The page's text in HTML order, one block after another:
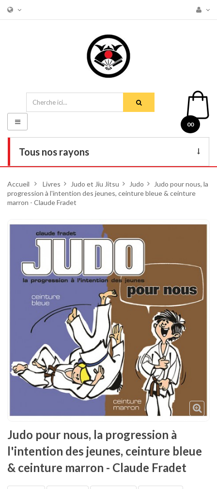
00
Tous nos rayons
DVD
Tenues
Chaussures
Protections
Cible de frappe
Condition physique
Accessoires
Décoration
Voir plus
Basculer
la
navigation
Accueil > Livres > Judo et Jiu Jitsu > Judo >
Judo pour nous, la
progression à l'intention des jeunes, ceinture bleue & ceinture
marron - Claude Fradet
Judo pour nous, la progression à
l'intention des jeunes, ceinture bleue
& ceinture marron - Claude Fradet